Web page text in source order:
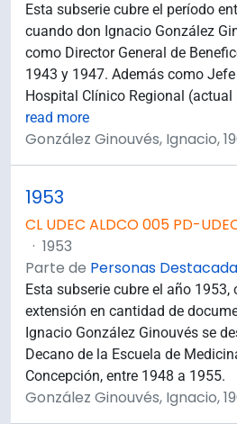
Esta subserie cubre el período
cuando don Ignacio González
como Director General de
1943 y 1947. Además como
Hospital Clínico Regional
read more
González Ginouvés, Ignacio,
1953
CL UDEC ALDCO 005 PD-
· 1953
Parte de Personas
Esta subserie cubre el año
extensión en cantidad de
Ignacio González Ginouvés se
Decano de la Escuela de
Concepción, entre 1948 a 1955.
González Ginouvés, Ignacio,